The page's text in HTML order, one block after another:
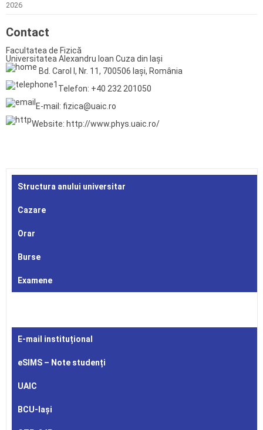
2026
Contact
Facultatea de Fizică
Universitatea Alexandru Ioan Cuza din Iași
Bd. Carol I, Nr. 11, 700506 Iași, România
Telefon: +40 232 201050
E-mail: fizica@uaic.ro
Website: http://www.phys.uaic.ro/
Structura anului universitar
Cazare
Orar
Burse
Examene
E-mail instituțional
eSIMS – Note studenți
UAIC
BCU-Iași